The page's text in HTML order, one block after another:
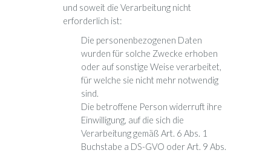
und soweit die Verarbeitung nicht
erforderlich ist:
Die personenbezogenen Daten
wurden für solche Zwecke erhoben
oder auf sonstige Weise verarbeitet,
für welche sie nicht mehr notwendig
sind.
Die betroffene Person widerruft ihre
Einwilligung, auf die sich die
Verarbeitung gemäß Art. 6 Abs. 1
Buchstabe a DS-GVO oder Art. 9 Abs.